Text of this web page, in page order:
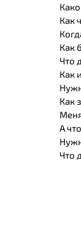
Как
Как
Что
Как
Как
А
Что